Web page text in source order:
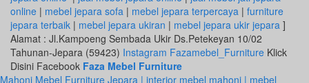
online | mebel jepara sofa | mebel jepara terpercaya | furniture
jepara terbaik | mebel jepara ukiran | mebel jepara ukir jepara ]
Alamat : Jl.Kampoeng Sembada Ukir Ds.Petekeyan 10/02
Tahunan-Jepara (59423) Instagram Fazamebel_Furniture Klick
Disini Facebook Faza Mebel Furniture
Mahoni Mebel Furniture Jepara | interior mebel mahoni | mebel